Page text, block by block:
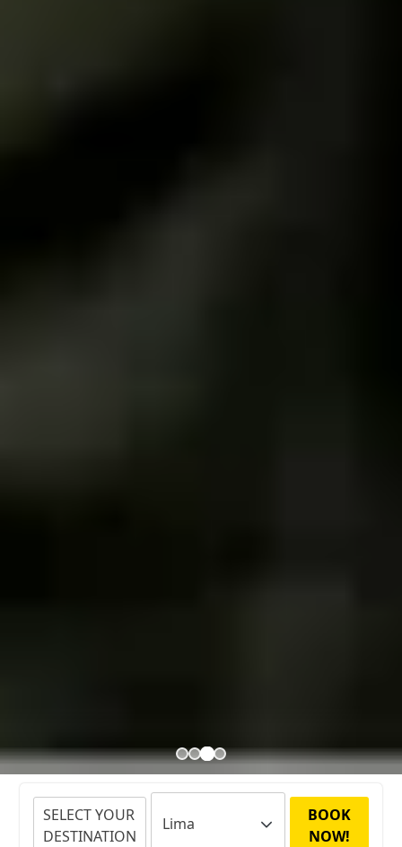
SELECT YOUR
DESTINATION
BOOK
NOW!